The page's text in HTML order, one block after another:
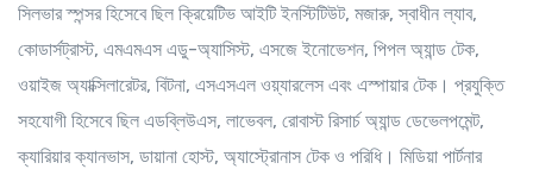
সিলভার স্পন্সর হিসেবে ছিল ক্রিয়েটিভ আইটি ইনস্টিটিউট, মজারু, স্বাধীন ল্যাব,
কোডার্সট্রাস্ট, এমএমএস এডু-অ্যাসিস্ট, এসজে ইনোভেশন, পিপল অ্যান্ড টেক,
ওয়াইজ অ্যাক্সিলারেটর, বিটনা, এসএসএল ওয়্যারলেস এবং এস্পায়ার টেক। প্রযুক্তি
সহযোগী হিসেবে ছিল এডব্লিউএস, লাভেবল, রোবাস্ট রিসার্চ অ্যান্ড ডেভেলপমেন্ট,
ক্যারিয়ার ক্যানভাস, ডায়ানা হোস্ট, অ্যাস্ট্রোনাস টেক ও পরিধি। মিডিয়া পার্টনার